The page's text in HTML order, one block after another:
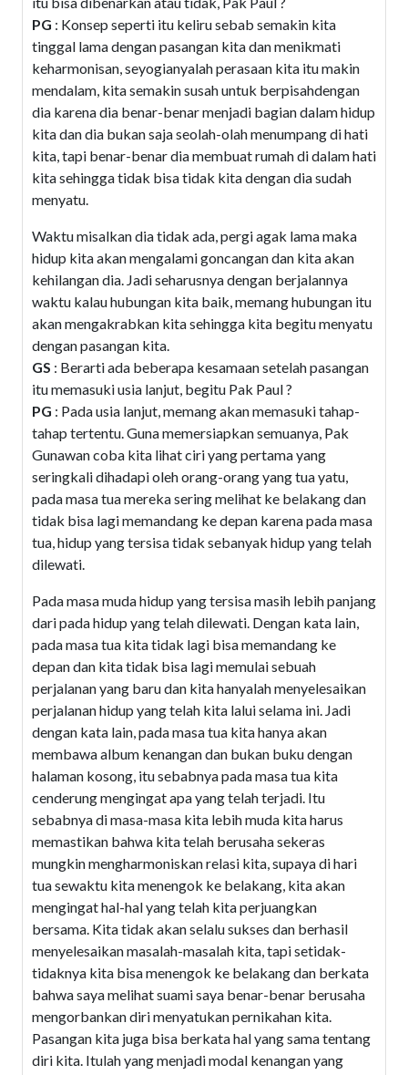
PG : Konsep seperti itu keliru sebab semakin kita
tinggal lama dengan pasangan kita dan menikmati
keharmonisan, seyogianyalah perasaan kita itu makin
mendalam, kita semakin susah untuk berpisahdengan
dia karena dia benar-benar menjadi bagian dalam hidup
kita dan dia bukan saja seolah-olah menumpang di hati
kita, tapi benar-benar dia membuat rumah di dalam hati
kita sehingga tidak bisa tidak kita dengan dia sudah
menyatu.
Waktu misalkan dia tidak ada, pergi agak lama maka
hidup kita akan mengalami goncangan dan kita akan
kehilangan dia. Jadi seharusnya dengan berjalannya
waktu kalau hubungan kita baik, memang hubungan itu
akan mengakrabkan kita sehingga kita begitu menyatu
dengan pasangan kita.
GS : Berarti ada beberapa kesamaan setelah pasangan
itu memasuki usia lanjut, begitu Pak Paul ?
PG : Pada usia lanjut, memang akan memasuki tahap-
tahap tertentu. Guna memersiapkan semuanya, Pak
Gunawan coba kita lihat ciri yang pertama yang
seringkali dihadapi oleh orang-orang yang tua yatu,
pada masa tua mereka sering melihat ke belakang dan
tidak bisa lagi memandang ke depan karena pada masa
tua, hidup yang tersisa tidak sebanyak hidup yang telah
dilewati.
Pada masa muda hidup yang tersisa masih lebih panjang
dari pada hidup yang telah dilewati. Dengan kata lain,
pada masa tua kita tidak lagi bisa memandang ke
depan dan kita tidak bisa lagi memulai sebuah
perjalanan yang baru dan kita hanyalah menyelesaikan
perjalanan hidup yang telah kita lalui selama ini. Jadi
dengan kata lain, pada masa tua kita hanya akan
membawa album kenangan dan bukan buku dengan
halaman kosong, itu sebabnya pada masa tua kita
cenderung mengingat apa yang telah terjadi. Itu
sebabnya di masa-masa kita lebih muda kita harus
memastikan bahwa kita telah berusaha sekeras
mungkin mengharmoniskan relasi kita, supaya di hari
tua sewaktu kita menengok ke belakang, kita akan
mengingat hal-hal yang telah kita perjuangkan
bersama. Kita tidak akan selalu sukses dan berhasil
menyelesaikan masalah-masalah kita, tapi setidak-
tidaknya kita bisa menengok ke belakang dan berkata
bahwa saya melihat suami saya benar-benar berusaha
mengorbankan diri menyatukan pernikahan kita.
Pasangan kita juga bisa berkata hal yang sama tentang
diri kita. Itulah yang menjadi modal kenangan yang